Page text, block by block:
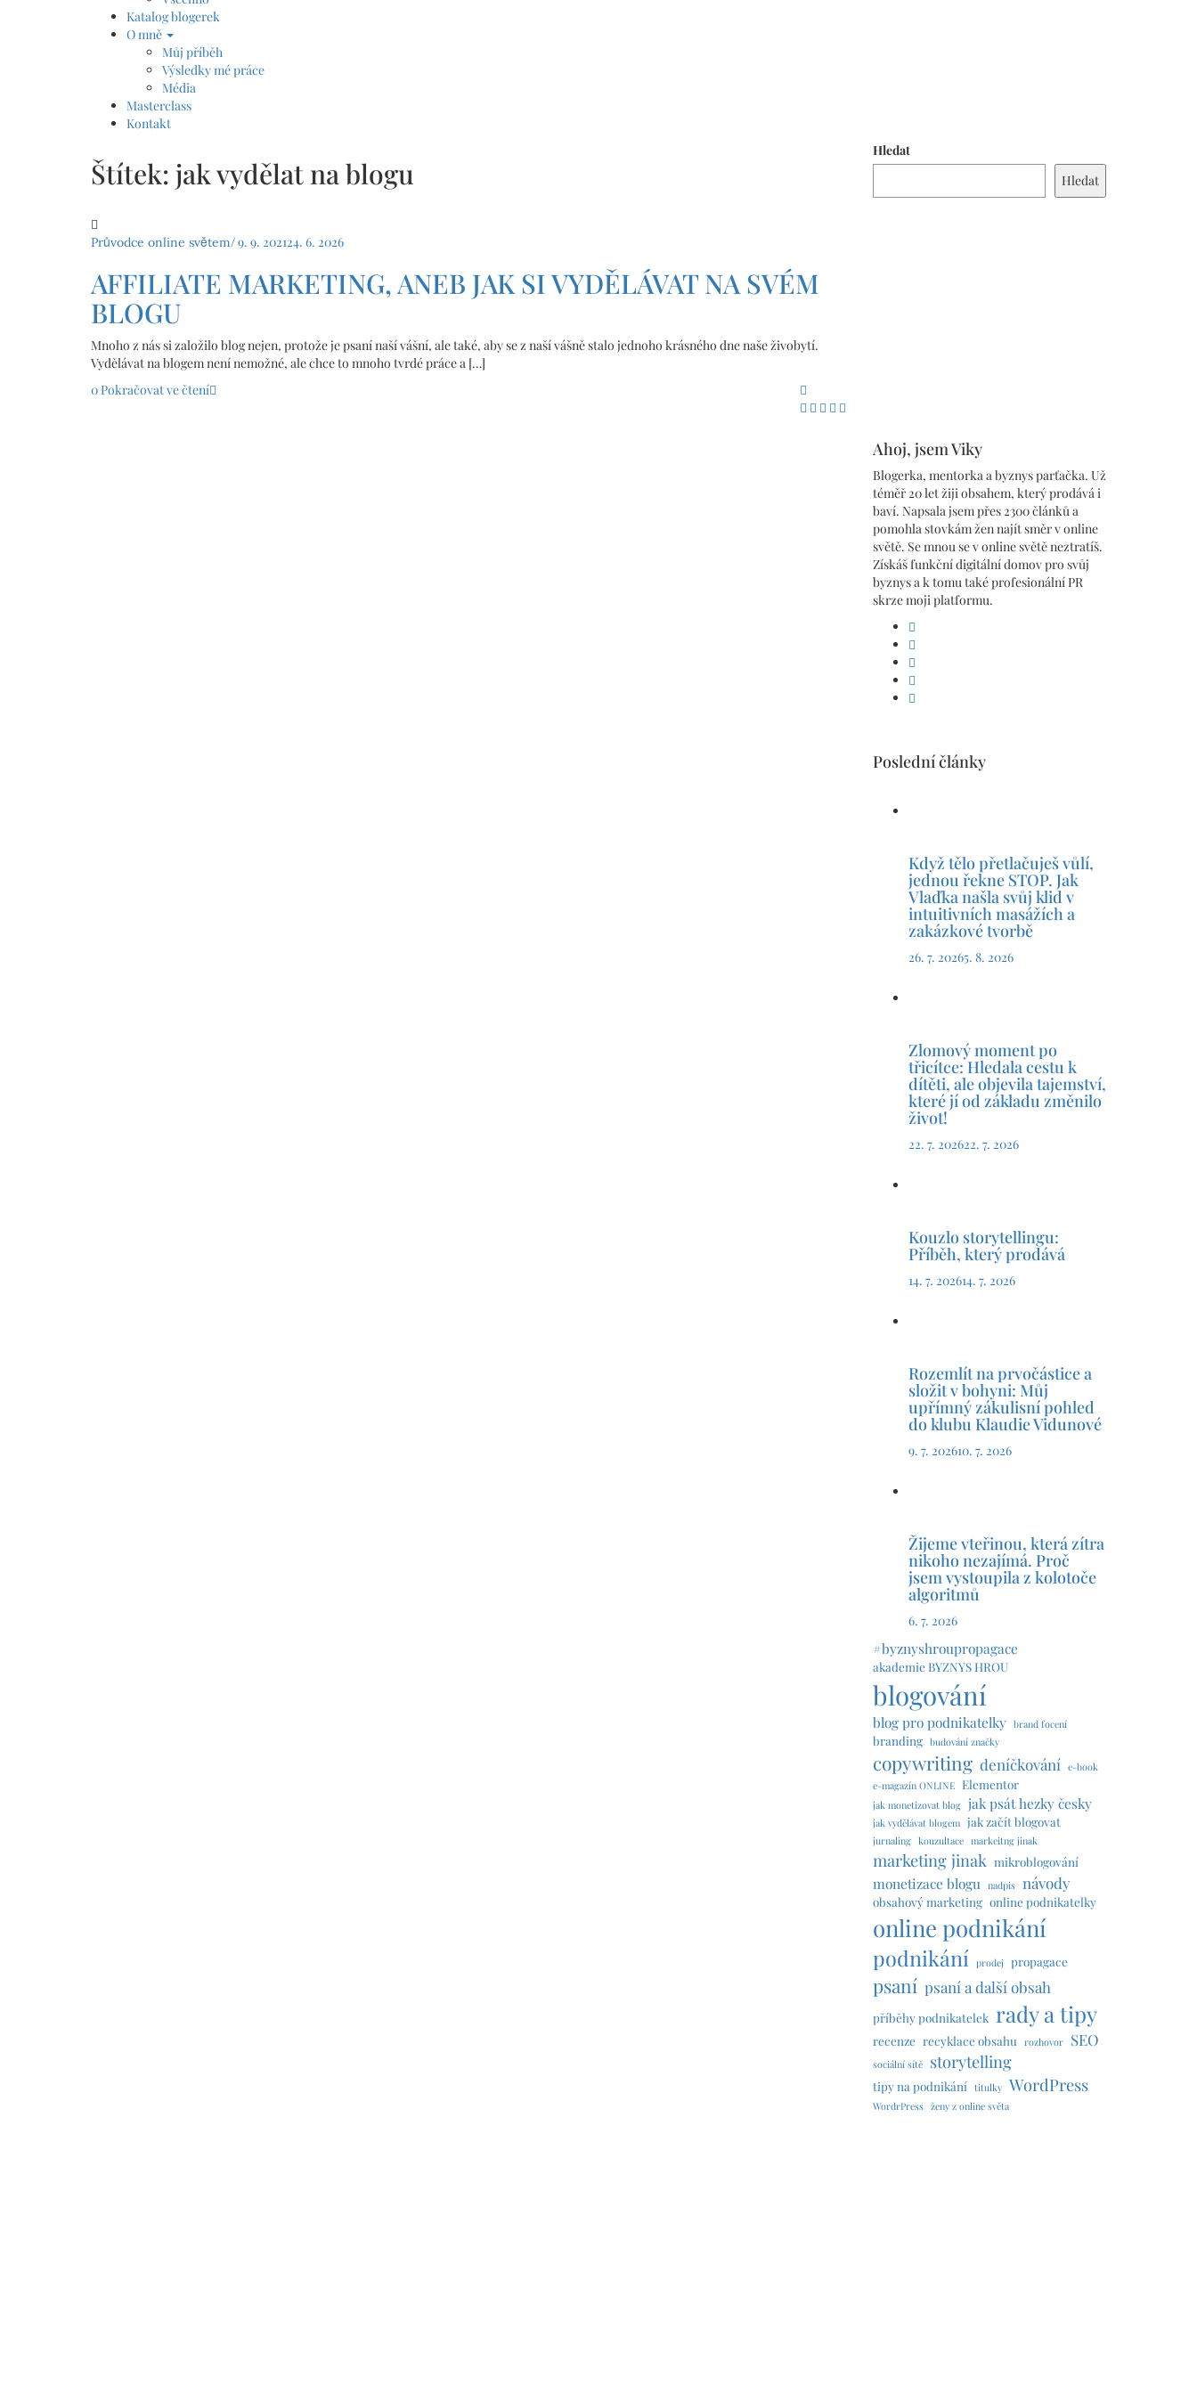
Katalog blogerek
O mně
Můj příběh
Výsledky mé práce
Média
Masterclass
Kontakt
Štítek: jak vydělat na blogu
Průvodce online světem/9. 9. 202124. 6. 2026
AFFILIATE MARKETING, ANEB JAK SI VYDĚLÁVAT NA SVÉM
BLOGU
Mnoho z nás si založilo blog nejen, protože je psaní naší vášní, ale také, aby se z naší vášně stalo jednoho krásného dne naše živobytí.
Vydělávat na blogem není nemožné, ale chce to mnoho tvrdé práce a […]
0Pokračovat ve čtení
Hledat
Hledat
Ahoj, jsem Viky
Blogerka, mentorka a byznys parťačka. Už
téměř 20 let žiji obsahem, který prodává i
baví. Napsala jsem přes 2300 článků a
pomohla stovkám žen najít směr v online
světě. Se mnou se v online světě neztratíš.
Získáš funkční digitální domov pro svůj
byznys a k tomu také profesionální PR
skrze moji platformu.
facebook
linkedin
pinterest
instagram
youtube
Poslední články
Když tělo přetlačuješ vůlí,
jednou řekne STOP. Jak
Vlaďka našla svůj klid v
intuitivních masážích a
zakázkové tvorbě
26. 7. 20265. 8. 2026
Zlomový moment po
třicítce: Hledala cestu k
dítěti, ale objevila tajemství,
které jí od základu změnilo
život!
22. 7. 202622. 7. 2026
Kouzlo storytellingu:
Příběh, který prodává
14. 7. 202614. 7. 2026
Rozemlít na prvočástice a
složit v bohyni: Můj
upřímný zákulisní pohled
do klubu Klaudie Vidunové
9. 7. 202610. 7. 2026
Žijeme vteřinou, která zítra
nikoho nezajímá. Proč
jsem vystoupila z kolotoče
algoritmů
6. 7. 2026
#byznyshroupropagace
akademie BYZNYS HROU
blogování
blog pro podnikatelky brand focení
branding budování značky
copywriting deníčkování e-book
e-magazín ONLINE Elementor
jak monetizovat blog jak psát hezky česky
jak vydělávat blogem jak začít blogovat
jurnaling kouzultace markeitng jinak
marketing jinak mikroblogování
monetizace blogu nadpis návody
obsahový marketing online podnikatelky
online podnikání
podnikání prodej propagace
psaní psaní a další obsah
příběhy podnikatelek rady a tipy
recenze recyklace obsahu rozhovor SEO
sociální sítě storytelling
tipy na podnikání titulky WordPress
WordrPress ženy z online světa